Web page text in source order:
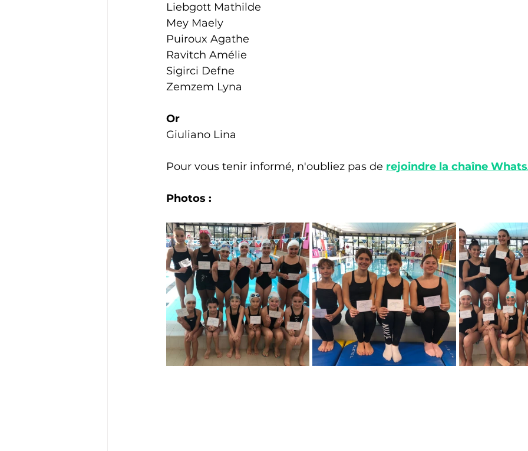
Liebgott Mathilde
Mey Maely
Puiroux Agathe
Ravitch Amélie
Sigirci Defne
Zemzem Lyna
Or
Giuliano Lina
Pour vous tenir informé, n'oubliez pas de rejoindre la chaîne
Photos :